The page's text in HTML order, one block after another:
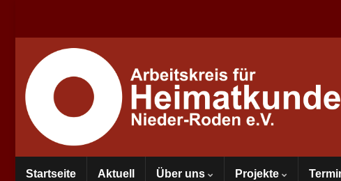
Startseite Aktuell Über uns Projekte